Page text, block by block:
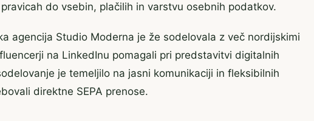
do vsebin, plačilih in varstvu osebnih podatkov.
agencija Studio Moderna je že sodelovala z več nordijskimi
na LinkedInu pomagali pri predstavitvi digitalnih
je temeljilo na jasni komunikaciji in fleksibilnih
direktne SEPA prenose.